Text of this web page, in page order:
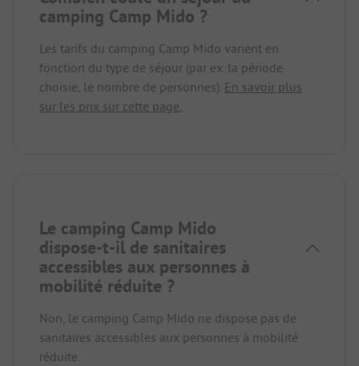
camping Camp Mido ?
Les tarifs du camping Camp Mido varient en
fonction du type de séjour (par ex. la période
choisie, le nombre de personnes). En savoir plus
sur les prix sur cette page.
Le camping Camp Mido
dispose-t-il de sanitaires
accessibles aux personnes à
mobilité réduite ?
Non, le camping Camp Mido ne dispose pas de
sanitaires accessibles aux personnes à mobilité
réduite.